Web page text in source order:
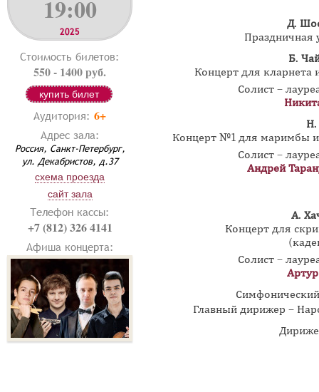
19:00
2025
Стоимость билетов:
550 - 1400 руб.
купить билет
Аудитория: 6+
Адрес зала:
Россия, Санкт-Петербург,
ул. Декабристов, д.37
схема проезда
сайт зала
Телефон кассы:
+7 (812) 326 4141
Афиша концерта:
Д.
Праздничная
Б.
Концерт для кларнета
Солист –
Н.
Концерт №1 для маримбы и
Солист –
Андрей
А.
Концерт для
Солист –
Главный дирижер –